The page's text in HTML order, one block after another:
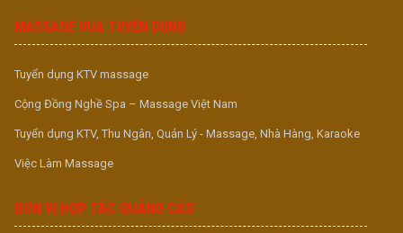
MASSAGE VUA TUYỂN DỤNG
Tuyển dụng KTV massage
Cộng Đồng Nghề Spa – Massage Việt Nam
Tuyển dụng KTV, Thu Ngân, Quản Lý - Massage, Nhà Hàng, Karaoke
Việc Làm Massage
ĐƠN VỊ HỢP TÁC QUẢNG CÁO